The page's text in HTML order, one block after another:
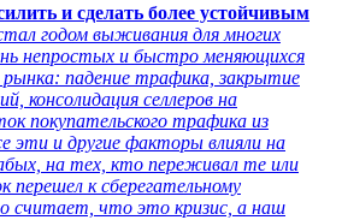
и сделать более устойчивым
годом выживания для многих
непростых и быстро меняющихся
рынка: падение трафика, закрытие
консолидация селлеров на
покупательского трафика из
эти и другие факторы влияли на
на тех, кто переживал те или
к сберегательному
считает, что это кризис, а наш